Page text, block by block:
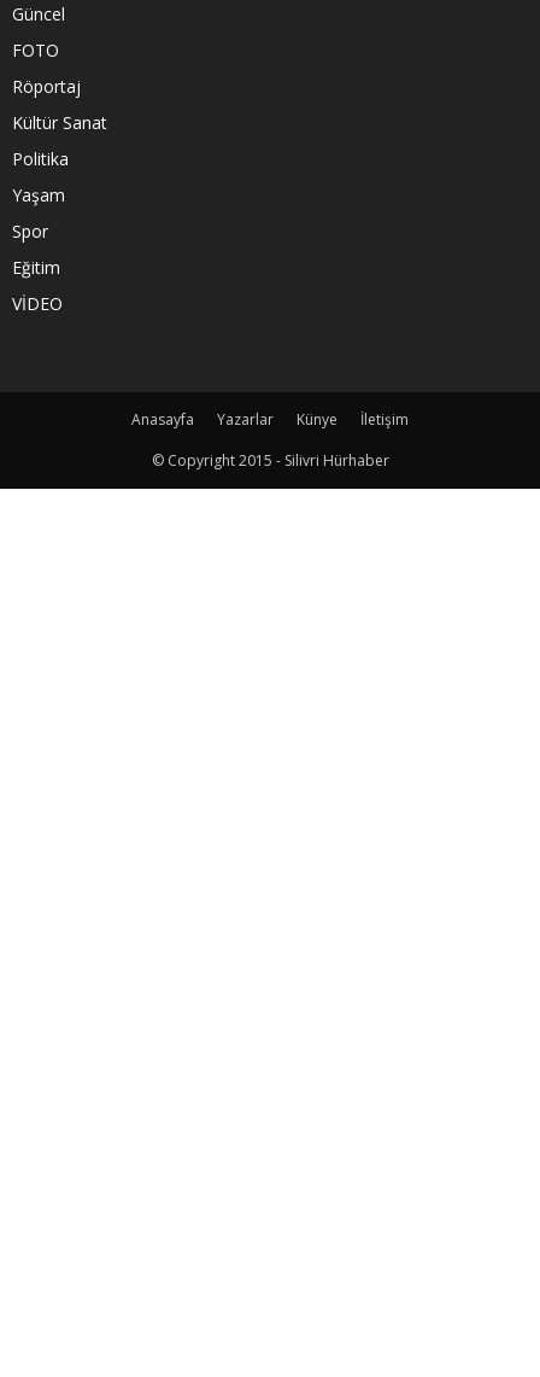
Güncel
FOTO
Röportaj
Kültür Sanat
Politika
Yaşam
Spor
Eğitim
VİDEO
Anasayfa Yazarlar Künye
İletişim
© Copyright 2015 - Silivri Hürhaber